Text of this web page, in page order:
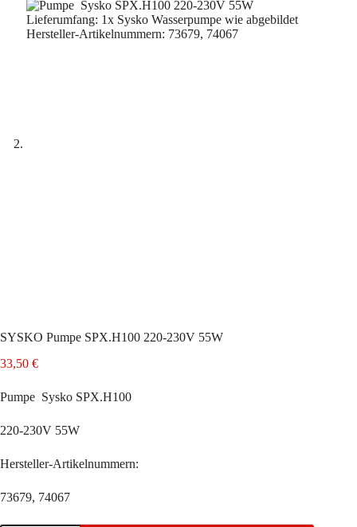
SYSKO Pumpe SPX.H100 220-230V 55W
33,50 €
Pumpe Sysko SPX.H100
220-230V 55W
Hersteller-Artikelnummern:
73679, 74067